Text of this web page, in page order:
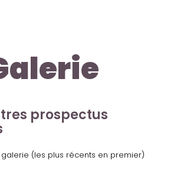
prospectus
(les plus récents en premier)